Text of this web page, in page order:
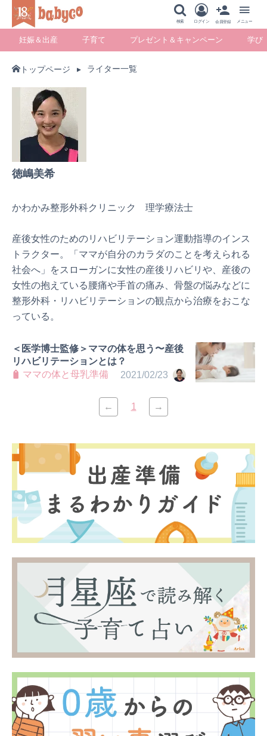
検索 ログイン 会員登録 メニュー
妊娠＆出産 子育て プレゼント＆キャンペーン 学び
トップページ ライター一覧
徳嶋美希
かわかみ整形外科クリニック 理学療法士
産後女性のためのリハビリテーション運動指導のインス
トラクター。「ママが自分のカラダのことを考えられる
社会へ」をスローガンに女性の産後リハビリや、産後の
女性の抱えている腰痛や手首の痛み、骨盤の悩みなどに
整形外科・リハビリテーションの観点から治療をおこな
っている。
2021/02/23
＜医学博士監修＞ママの体を思う〜産後
リハビリテーションとは？
ママの体と母乳準備
← 1 →
妊娠＆出産
暮らし